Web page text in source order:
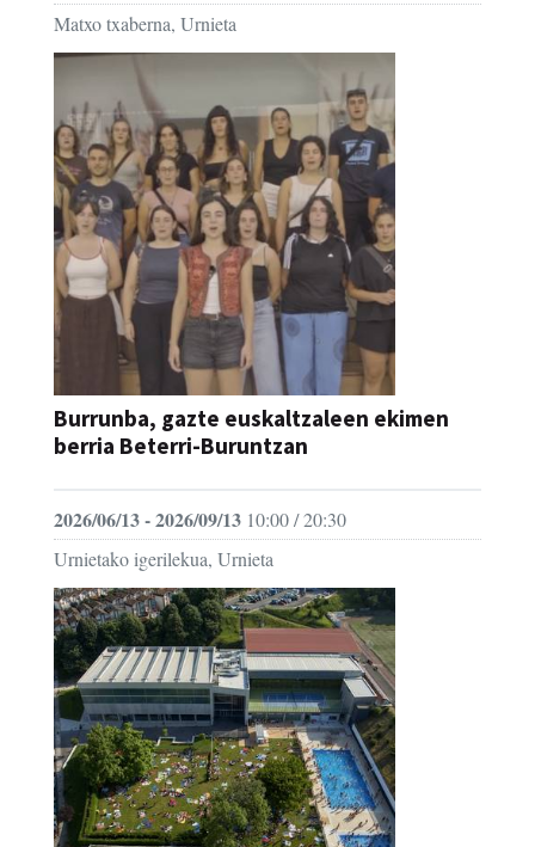
Matxo txaberna, Urnieta
Burrunba, gazte euskaltzaleen ekimen
berria Beterri-Buruntzan
2026/06/13 - 2026/09/13 10:00 / 20:30
Urnietako igerilekua, Urnieta